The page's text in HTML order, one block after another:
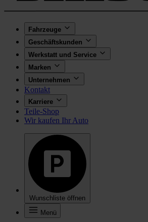
Fahrzeuge
Geschäftskunden
Werkstatt und Service
Marken
Unternehmen
Kontakt
Karriere
Teile-Shop
Wir kaufen Ihr Auto
Wunschliste öffnen
Menü